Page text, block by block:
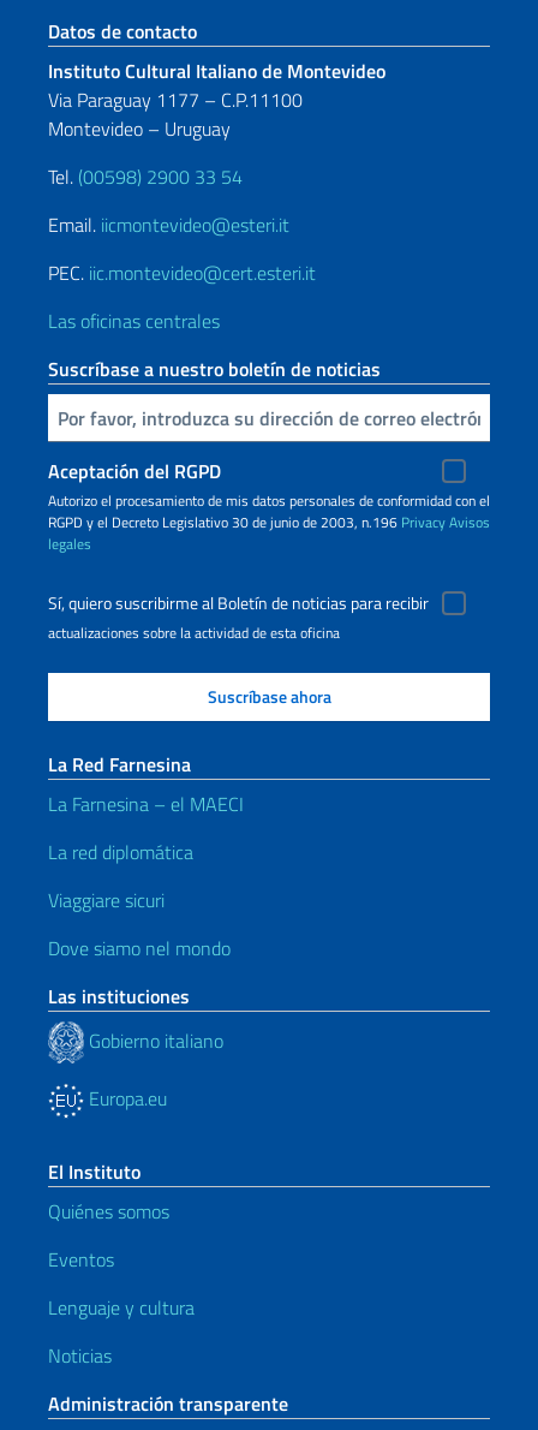
Sezione footer
Datos de contacto
Instituto Cultural Italiano de Montevideo
Via Paraguay 1177 – C.P.11100
Montevideo – Uruguay
Tel. (00598) 2900 33 54
Email. iicmontevideo@esteri.it
PEC. iic.montevideo@cert.esteri.it
Las oficinas centrales
Suscríbase a nuestro boletín de noticias
Inserta tu correo electronico
Aceptación del RGPD
Autorizo ​​el procesamiento de mis datos personales de conformidad con el
RGPD y el Decreto Legislativo 30 de junio de 2003, n.196 PrivacyAvisos
legales
Sí, quiero suscribirme al Boletín de noticias para recibir
actualizaciones sobre la actividad de esta oficina
La Red Farnesina
La Farnesina – el MAECI
La red diplomática
Viaggiare sicuri
Dove siamo nel mondo
Las instituciones
Gobierno italiano
Europa.eu
El Instituto
Quiénes somos
Eventos
Lenguaje y cultura
Noticias
Administración transparente